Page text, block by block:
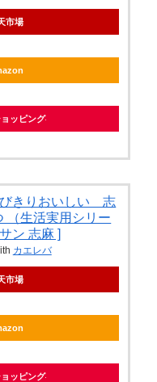
市場
ッピング
きりおいしい 志
（生活実用シリー
ン 志麻 ]
カエレバ
市場
ッピング